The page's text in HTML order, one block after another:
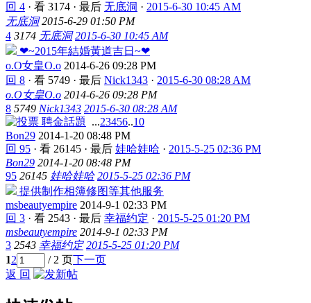
回 4 · 看 3174 · 最后 无底洞 · 2015-6-30 10:45 AM
无底洞 2015-6-29 01:50 PM
4 3174 无底洞 2015-6-30 10:45 AM
❤~2015年結婚黃道吉日~❤
o.O女皇O.o 2014-6-26 09:28 PM
回 8 · 看 5749 · 最后 Nick1343 · 2015-6-30 08:28 AM
o.O女皇O.o 2014-6-26 09:28 PM
8 5749 Nick1343 2015-6-30 08:28 AM
聘金話題
...23456..10
Bon29 2014-1-20 08:48 PM
回 95 · 看 26145 · 最后 娃哈娃哈 · 2015-5-25 02:36 PM
Bon29 2014-1-20 08:48 PM
95 26145 娃哈娃哈 2015-5-25 02:36 PM
提供制作相簿修图等其他服务
msbeautyempire 2014-9-1 02:33 PM
回 3 · 看 2543 · 最后 幸福约定 · 2015-5-25 01:20 PM
msbeautyempire 2014-9-1 02:33 PM
3 2543 幸福约定 2015-5-25 01:20 PM
12 / 2 页下一页
返 回